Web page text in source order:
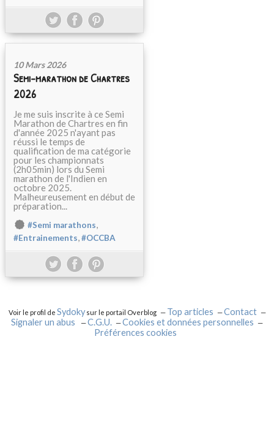
10 Mars 2026
Semi-marathon de Chartres
2026
Je me suis inscrite à ce Semi
Marathon de Chartres en fin
d'année 2025 n'ayant pas
réussi le temps de
qualification de ma catégorie
pour les championnats
(2h05min) lors du Semi
marathon de l'Indien en
octobre 2025.
Malheureusement en début de
préparation...
#Semi marathons,
#Entrainements,#OCCBA
Voir le profil de Sydokysur le portail Overblog Top articles
Contact
Signaler un abus
C.G.U.
Cookies et données personnelles
Préférences cookies